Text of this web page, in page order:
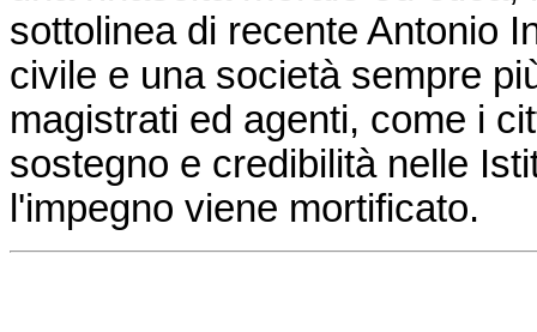
sottolinea di recente Antonio
civile e una società sempre
magistrati ed agenti, come i
sostegno e credibilità nelle
l'impegno viene mortificato.